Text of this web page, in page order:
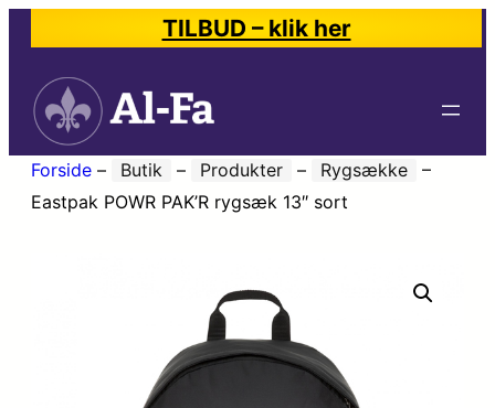
TILBUD – klik her
Forside – Butik – Produkter – Rygsække
–
Eastpak POWR PAK’R rygsæk 13″ sort